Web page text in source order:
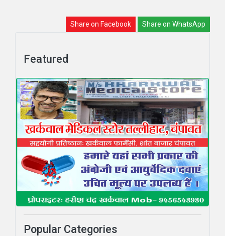
Share on Facebook Share on WhatsApp
Featured
Popular Categories